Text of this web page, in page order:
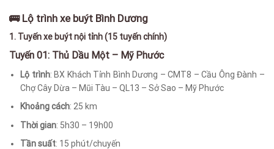
🚌 Lộ trình xe buýt Bình Dương
1. Tuyến xe buýt nội tỉnh (15 tuyến chính)
Tuyến 01: Thủ Dầu Một – Mỹ Phước
Lộ trình: BX Khách Tỉnh Bình Dương – CMT8 – Cầu Ông Đành –
Chợ Cây Dừa – Mũi Tàu – QL13 – Sở Sao – Mỹ Phước
Khoảng cách: 25 km
Thời gian: 5h30 – 19h00
Tần suất: 15 phút/chuyến